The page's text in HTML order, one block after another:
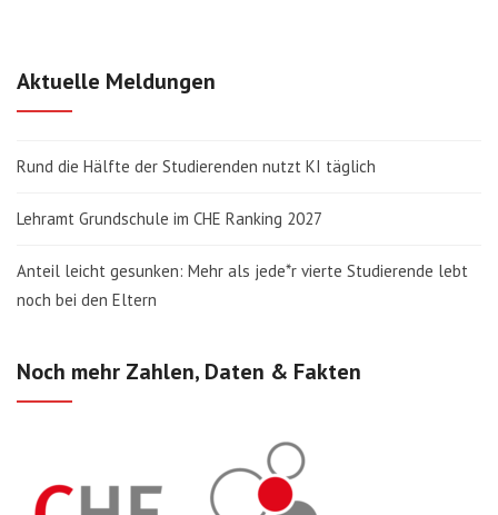
Aktuelle Meldungen
Rund die Hälfte der Studierenden nutzt KI täglich
Lehramt Grundschule im CHE Ranking 2027
Anteil leicht gesunken: Mehr als jede*r vierte Studierende lebt
noch bei den Eltern
Noch mehr Zahlen, Daten & Fakten